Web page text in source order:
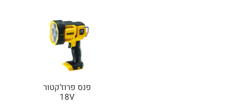
פנס פרוז’קטור
18V